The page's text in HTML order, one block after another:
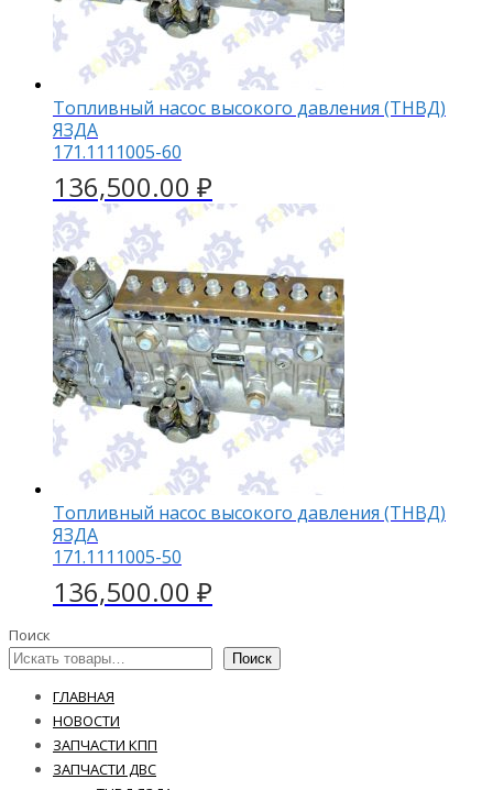
Топливный насос высокого давления (ТНВД)
ЯЗДА
171.1111005-60
136,500.00 ₽
Топливный насос высокого давления (ТНВД)
ЯЗДА
171.1111005-50
136,500.00 ₽
Поиск
Поиск
ГЛАВНАЯ
НОВОСТИ
ЗАПЧАСТИ КПП
ЗАПЧАСТИ ДВС